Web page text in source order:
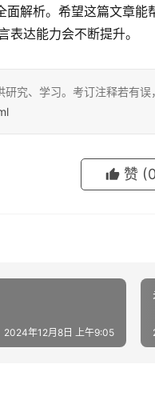
解析。希望这篇文章能
表达能力会不断提升。
究、学习。考订注释若有误
赞
2024年12月8日 上午9:05